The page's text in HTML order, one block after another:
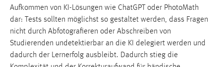
Aufkommen von KI-Lösungen wie ChatGPT oder PhotoMath
dar: Tests sollten möglichst so gestaltet werden, dass Fragen
nicht durch Abfotografieren oder Abschreiben von
Studierenden undetektierbar an die KI delegiert werden und
dadurch der Lernerfolg ausbleibt. Dadurch stieg die